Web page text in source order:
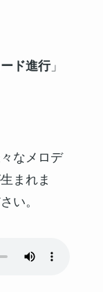
ド進行」
なメロデ
まれま
い。